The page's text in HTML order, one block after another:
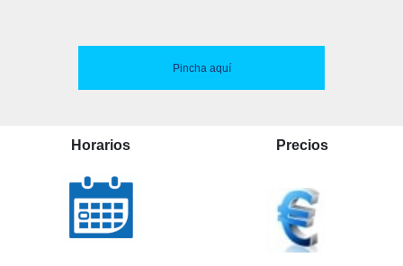
Pincha aquí
Horarios Precios